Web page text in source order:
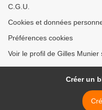
C.G.U.
Cookies et données
Préférences cookies
Voir le profil de Gilles
Créer un